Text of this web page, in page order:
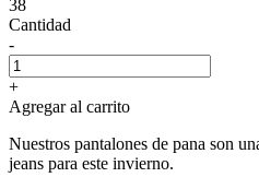
38
Cantidad
-
+
Agregar al carrito
Nuestros pantalones de pana son
jeans para este invierno.